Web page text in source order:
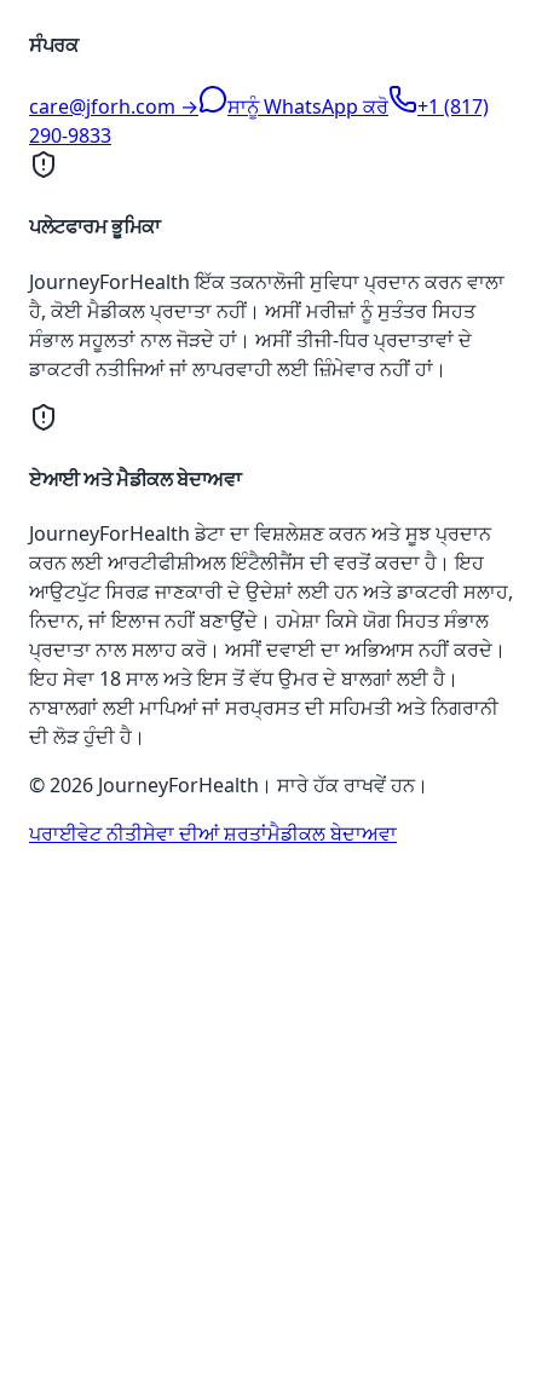
ਸੰਪਰਕ
care@jforh.com → ਸਾਨੂੰ WhatsApp ਕਰੋ
+1 (817)
290-9833
ਪਲੇਟਫਾਰਮ ਭੂਮਿਕਾ
JourneyForHealth ਇੱਕ ਤਕਨਾਲੋਜੀ ਸੁਵਿਧਾ ਪ੍ਰਦਾਨ ਕਰਨ ਵਾਲਾ
ਹੈ, ਕੋਈ ਮੈਡੀਕਲ ਪ੍ਰਦਾਤਾ ਨਹੀਂ। ਅਸੀਂ ਮਰੀਜ਼ਾਂ ਨੂੰ ਸੁਤੰਤਰ ਸਿਹਤ
ਸੰਭਾਲ ਸਹੂਲਤਾਂ ਨਾਲ ਜੋੜਦੇ ਹਾਂ। ਅਸੀਂ ਤੀਜੀ-ਧਿਰ ਪ੍ਰਦਾਤਾਵਾਂ ਦੇ
ਡਾਕਟਰੀ ਨਤੀਜਿਆਂ ਜਾਂ ਲਾਪਰਵਾਹੀ ਲਈ ਜ਼ਿੰਮੇਵਾਰ ਨਹੀਂ ਹਾਂ।
ਏਆਈ ਅਤੇ ਮੈਡੀਕਲ ਬੇਦਾਅਵਾ
JourneyForHealth ਡੇਟਾ ਦਾ ਵਿਸ਼ਲੇਸ਼ਣ ਕਰਨ ਅਤੇ ਸੂਝ ਪ੍ਰਦਾਨ
ਕਰਨ ਲਈ ਆਰਟੀਫੀਸ਼ੀਅਲ ਇੰਟੈਲੀਜੈਂਸ ਦੀ ਵਰਤੋਂ ਕਰਦਾ ਹੈ। ਇਹ
ਆਉਟਪੁੱਟ ਸਿਰਫ਼ ਜਾਣਕਾਰੀ ਦੇ ਉਦੇਸ਼ਾਂ ਲਈ ਹਨ ਅਤੇ ਡਾਕਟਰੀ ਸਲਾਹ,
ਨਿਦਾਨ, ਜਾਂ ਇਲਾਜ ਨਹੀਂ ਬਣਾਉਂਦੇ। ਹਮੇਸ਼ਾ ਕਿਸੇ ਯੋਗ ਸਿਹਤ ਸੰਭਾਲ
ਪ੍ਰਦਾਤਾ ਨਾਲ ਸਲਾਹ ਕਰੋ। ਅਸੀਂ ਦਵਾਈ ਦਾ ਅਭਿਆਸ ਨਹੀਂ ਕਰਦੇ।
ਇਹ ਸੇਵਾ 18 ਸਾਲ ਅਤੇ ਇਸ ਤੋਂ ਵੱਧ ਉਮਰ ਦੇ ਬਾਲਗਾਂ ਲਈ ਹੈ।
ਨਾਬਾਲਗਾਂ ਲਈ ਮਾਪਿਆਂ ਜਾਂ ਸਰਪ੍ਰਸਤ ਦੀ ਸਹਿਮਤੀ ਅਤੇ ਨਿਗਰਾਨੀ
ਦੀ ਲੋੜ ਹੁੰਦੀ ਹੈ।
© 2026 JourneyForHealth। ਸਾਰੇ ਹੱਕ ਰਾਖਵੇਂ ਹਨ।
ਪਰਾਈਵੇਟ ਨੀਤੀਸੇਵਾ ਦੀਆਂ ਸ਼ਰਤਾਂਮੈਡੀਕਲ ਬੇਦਾਅਵਾ